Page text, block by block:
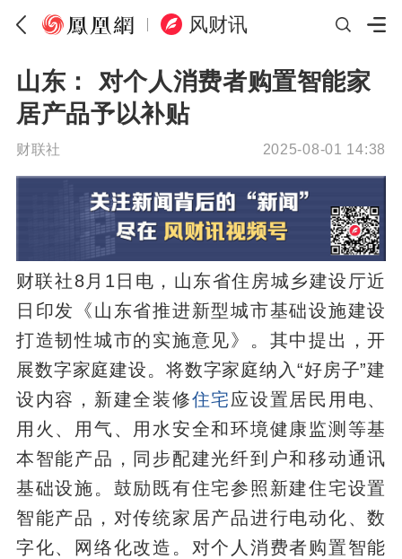
风财讯
山东： 对个人消费者购置智能家
居产品予以补贴
财联社 2025-08-01 14:38
财联社8月1日电，山东省住房城乡建设厅近
日印发《山东省推进新型城市基础设施建设
打造韧性城市的实施意见》。其中提出，开
展数字家庭建设。将数字家庭纳入“好房子”建
设内容，新建全装修住宅应设置居民用电、
用火、用气、用水安全和环境健康监测等基
本智能产品，同步配建光纤到户和移动通讯
基础设施。鼓励既有住宅参照新建住宅设置
智能产品，对传统家居产品进行电动化、数
字化、网络化改造。对个人消费者购置智能